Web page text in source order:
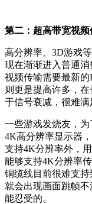
第二：超高带宽视
高分辨率、3D游戏
现在渐渐进入普通
视频传输需要最新
则更是提高许多，
于信号衰减，很难满
一些游戏发烧友，
4K高分辨率显示器
支持4K分辨率外，
能够支持4K分辨率
铜缆线目前很难支
就会出现画面跳帧
能忍受的。